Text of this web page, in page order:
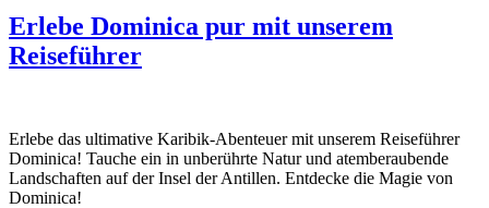
Erlebe Dominica pur mit unserem
Reiseführer
Erlebe das ultimative Karibik-Abenteuer mit unserem Reiseführer
Dominica! Tauche ein in unberührte Natur und atemberaubende
Landschaften auf der Insel der Antillen. Entdecke die Magie von
Dominica!